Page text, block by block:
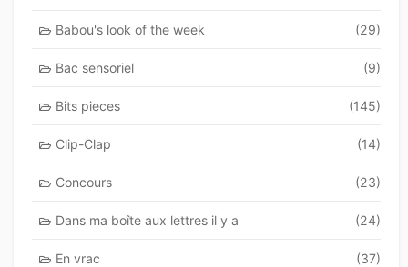
Babou's look of the week (29)
Bac sensoriel (9)
Bits pieces (145)
Clip-Clap (14)
Concours (23)
Dans ma boîte aux lettres il y a (24)
En vrac (37)